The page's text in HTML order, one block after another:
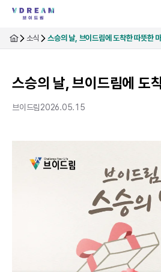
소식 스승의 날, 브이드림에 도착한 따뜻한
스승의 날, 브이드림에 도
브이드림2026.05.15